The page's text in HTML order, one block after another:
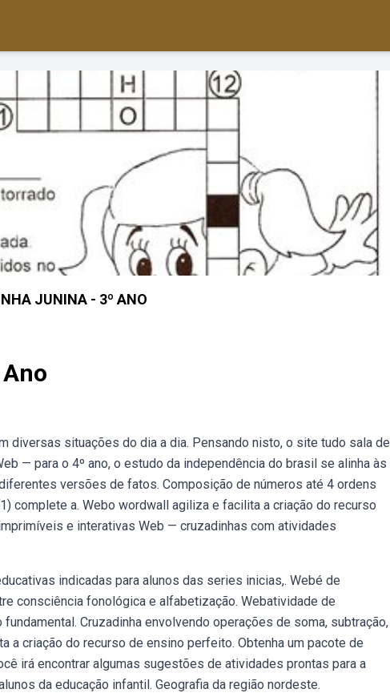
JUNINA - 3º ANO
situações do dia a dia. Pensando nisto, o site tudo sala de
— para o 4º ano, o estudo da independência do brasil se alinha às
versões de fatos. Composição de números até 4 ordens
complete a. Webo wordwall agiliza e facilita a criação do recurso
e interativas Web — cruzadinhas com atividades
indicadas para alunos das series inicias,. Webé de
consciência fonológica e alfabetização. Webatividade de
Cruzadinha envolvendo operações de soma, subtração,
criação do recurso de ensino perfeito. Obtenha um pacote de
irá encontrar algumas sugestões de atividades prontas para a
da educação infantil. Geografia da região nordeste.